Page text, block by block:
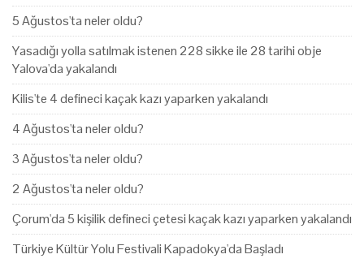
5 Ağustos'ta neler oldu?
Yasadığı yolla satılmak istenen 228 sikke ile 28 tarihi obje
Yalova'da yakalandı
Kilis'te 4 defineci kaçak kazı yaparken yakalandı
4 Ağustos'ta neler oldu?
3 Ağustos'ta neler oldu?
2 Ağustos'ta neler oldu?
Çorum'da 5 kişilik defineci çetesi kaçak kazı yaparken yakalandı
Türkiye Kültür Yolu Festivali Kapadokya'da Başladı